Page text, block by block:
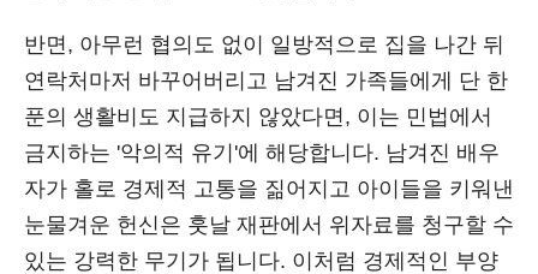
반면, 아무런 협의도 없이 일방적으로 집을 나간 뒤
연락처마저 바꾸어버리고 남겨진 가족들에게 단 한
푼의 생활비도 지급하지 않았다면, 이는 민법에서
금지하는 '악의적 유기'에 해당합니다. 남겨진 배우
자가 홀로 경제적 고통을 짊어지고 아이들을 키워낸
눈물겨운 헌신은 훗날 재판에서 위자료를 청구할 수
있는 강력한 무기가 됩니다. 이처럼 경제적인 부양